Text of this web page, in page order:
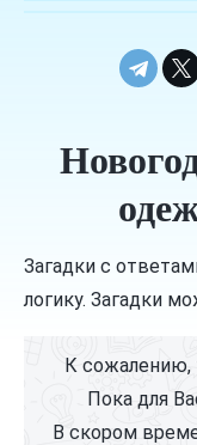
Загадки с
логику. Загадки
К сожалению,
Пока для
В скором